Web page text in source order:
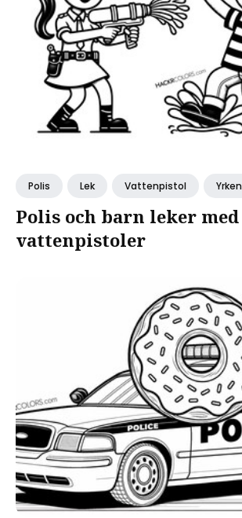
Polis Lek Vattenpistol Yrken
Polis och barn leker med
vattenpistoler